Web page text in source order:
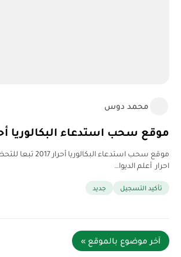
محمد دوس
موقع سحب استدعاء البكالوريا أحرار
احرار أعلم الديوا…
تأكيد التسجيل جديد
آخر موضوع بالموقع »